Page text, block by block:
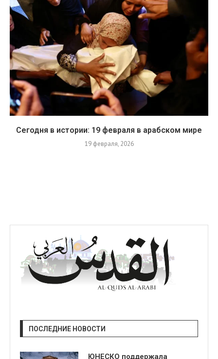
Сегодня в истории: 19 февраля в арабском мире
19 февраля, 2026
ПОСЛЕДНИЕ НОВОСТИ
ЮНЕСКО поддержала